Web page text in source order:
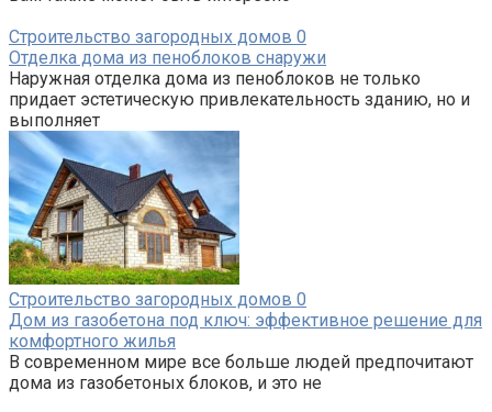
Строительство загородных домов 0
Отделка дома из пеноблоков снаружи
Наружная отделка дома из пеноблоков не только
придает эстетическую привлекательность зданию, но и
выполняет
Строительство загородных домов 0
Дом из газобетона под ключ: эффективное решение для
комфортного жилья
В современном мире все больше людей предпочитают
дома из газобетоных блоков, и это не